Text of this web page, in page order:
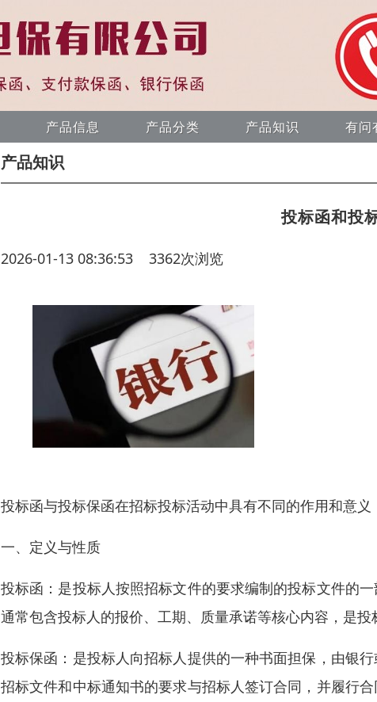
产品信息 产品分类 产品知识 有问
产品知识
投标函和投
2026-01-13 08:36:53 3362次浏览
投标函与投标保函在招标投标活动中具有不同的作用和意义
一、定义与性质
投标函：是投标人按照招标文件的要求编制的投标文件的
通常包含投标人的报价、工期、质量承诺等核心内容，是投
投标保函：是投标人向招标人提供的一种书面担保，由银
招标文件和中标通知书的要求与招标人签订合同，并履行